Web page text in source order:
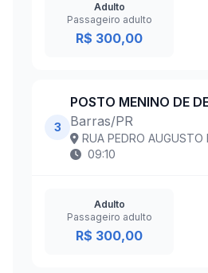
Adulto
Passageiro adulto
R$ 300,00
3
POSTO MENINO DE
Barras/PR
RUA PEDRO AUGUSTO
09:10
Adulto
Passageiro adulto
R$ 300,00